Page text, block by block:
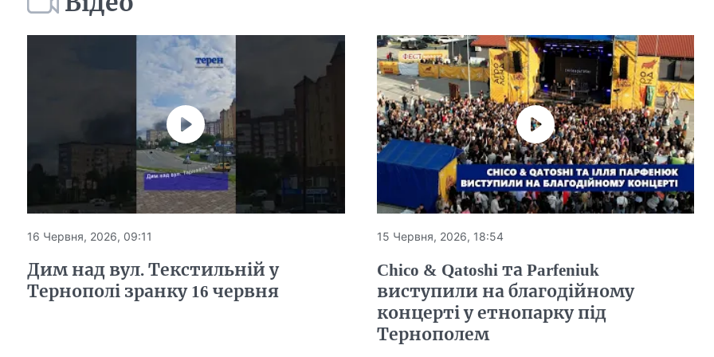
16 Червня, 2026, 09:11
Дим над вул. Текстильній у
Тернополі зранку 16 червня
15 Червня, 2026, 18:54
Chico & Qatoshi та Parfeniuk
виступили на благодійному
концерті у етнопарку під
Тернополем